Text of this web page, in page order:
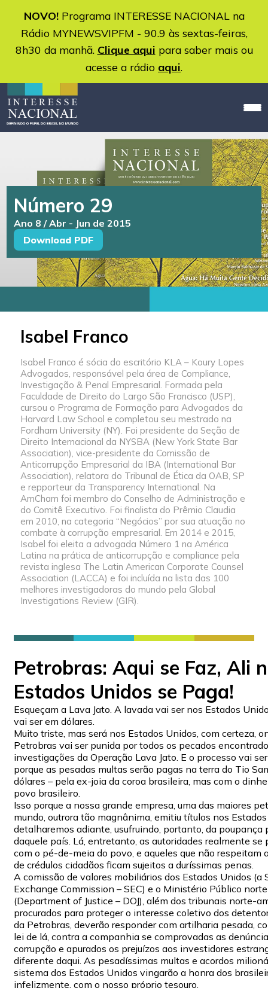
NOVO!Programa INTERESSE NACIONAL na
Rádio MYNEWSVIPFM - 90.9 às sextas-feiras,
8h30 da manhã. Clique aqui para saber mais ou
acesse a rádio aqui.
Número 29
Ano 8 / Abr - Jun de 2015
Download PDF
Isabel Franco
Isabel Franco é sócia do escritório KLA – Koury Lopes
Advogados, responsável pela área de Compliance,
Investigação & Penal Empresarial. Formada pela
Faculdade de Direito do Largo São Francisco (USP),
cursou o Programa de Formação para Advogados da
Harvard Law School e completou seu mestrado na
Fordham University (NY). Foi presidente da Seção de
Direito Internacional da NYSBA (New York State Bar
Association), vice-presidente da Comissão de
Anticorrupção Empresarial da IBA (International Bar
Association), relatora do Tribunal de Ética da OAB, SP
e repporteur da Transparency International. Na
AmCham foi membro do Conselho de Administração e
do Comitê Executivo. Foi finalista do Prêmio Claudia
em 2010, na categoria “Negócios” por sua atuação no
combate à corrupção empresarial. Em 2014 e 2015,
Isabel foi eleita a advogada Número 1 na América
Latina na prática de anticorrupção e compliance pela
revista inglesa The Latin American Corporate Counsel
Association (LACCA) e foi incluída na lista das 100
melhores investigadoras do mundo pela Global
Investigations Review (GIR).
Petrobras: Aqui se Faz, Ali
Estados Unidos se Paga!
Esqueçam a Lava Jato. A lavada vai ser nos Estados
vai ser em dólares.
Muito triste, mas será nos Estados Unidos, com certeza,
Petrobras vai ser punida por todos os pecados
investigações da Operação Lava Jato. E o processo vai
porque as pesadas multas serão pagas na terra do Tio
dólares – pela ex-joia da coroa brasileira, mas com o
povo brasileiro.
Isso porque a nossa grande empresa, uma das maiores
mundo, outrora tão magnânima, emitiu títulos nos
detalharemos adiante, usufruindo, portanto, da poupança
daquele país. Lá, entretanto, as autoridades realmente se
com o pé-de-meia do povo, e aqueles que não respeitam
de crédulos cidadãos ficam sujeitos a duríssimas penas.
A comissão de valores mobiliários dos Estados Unidos (a
Exchange Commission – SEC) e o Ministério Público
(Department of Justice – DOJ), além dos tribunais norte-
procurados para proteger o interesse coletivo dos
da Petrobras, deverão responder com artilharia pesada,
lei de lá, contra a companhia se comprovadas as
corrupção e apurados os prejuízos aos investidores
diferente daqui. As pesadíssimas multas e acordos
sistema dos Estados Unidos vingarão a honra dos
infelizmente, com o nosso próprio tesouro.